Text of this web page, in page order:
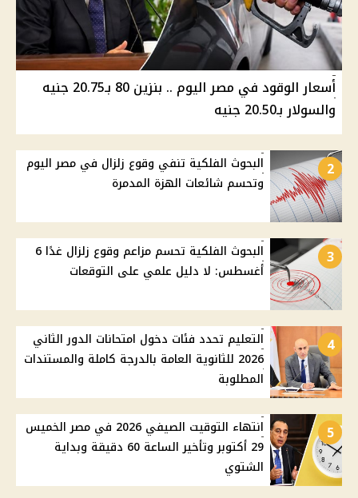
أسعار الوقود في مصر اليوم .. بنزين 80 بـ20.75 جنيه
والسولار بـ20.50 جنيه
2
البحوث الفلكية تنفي وقوع زلزال في مصر اليوم
وتحسم شائعات الهزة المدمرة
3
البحوث الفلكية تحسم مزاعم وقوع زلزال غدًا 6
أغسطس: لا دليل علمي على التوقعات
4
التعليم تحدد فئات دخول امتحانات الدور الثاني
2026 للثانوية العامة بالدرجة كاملة والمستندات
المطلوبة
5
انتهاء التوقيت الصيفي 2026 في مصر الخميس
29 أكتوبر وتأخير الساعة 60 دقيقة وبداية
الشتوي